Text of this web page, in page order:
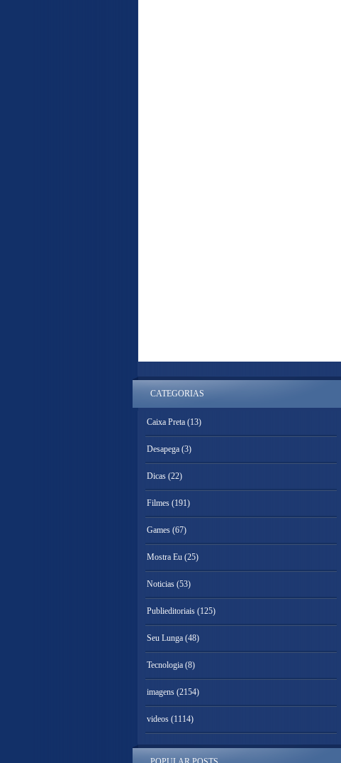
CATEGORIAS
Caixa Preta (13)
Desapega (3)
Dicas (22)
Filmes (191)
Games (67)
Mostra Eu (25)
Noticias (53)
Publieditoriais (125)
Seu Lunga (48)
Tecnologia (8)
imagens (2154)
videos (1114)